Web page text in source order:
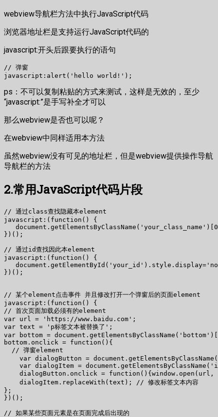
webview导航栏方法中执行JavaScript代码
浏览器地址栏是支持运行JavaScript代码的
javascript:开头后跟要执行的语句
// 弹窗
ps：不可以复制粘贴的方式来测试，这样是无效的，至少
“javascript:”是手写补全才可以
那么webview是否也可以呢？
在webview中同样适用本方法
虽然webview没有可见的地址栏，但是webview提供操作导航
导航栏的方法
2.常用JavaScript代码片段
// 通过class查找隐藏本element
javascript:(function() {
})();
// 通过id查找因此本element
javascript:(function() {
})();
// 某个element点击事件 并且修改打开一个弹窗后的页面element
javascript:(function() {
// 首次页面加载必须有的element
var url = 'https://www.baidu.com';
var text = 'p标签文本被替换了';
var bottom =
bottom.onclick = function(){
  // 弹窗element
var dialogButton =
var dialogItem =
dialogButton.onclick = function(){window.open(url,
    dialogItem.replaceWith(text); // 修改标签文本内容
};
})();
// 如果某些页面元素是在页面完成后出现的